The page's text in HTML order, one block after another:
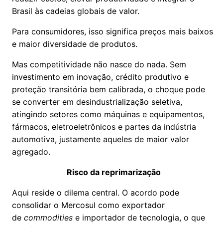
Brasil às cadeias globais de valor.
Para consumidores, isso significa preços mais baixos
e maior diversidade de produtos.
Mas competitividade não nasce do nada. Sem
investimento em inovação, crédito produtivo e
proteção transitória bem calibrada, o choque pode
se converter em desindustrialização seletiva,
atingindo setores como máquinas e equipamentos,
fármacos, eletroeletrônicos e partes da indústria
automotiva, justamente aqueles de maior valor
agregado.
Risco da reprimarização
Aqui reside o dilema central. O acordo pode
consolidar o Mercosul como exportador
de commodities e importador de tecnologia, o que